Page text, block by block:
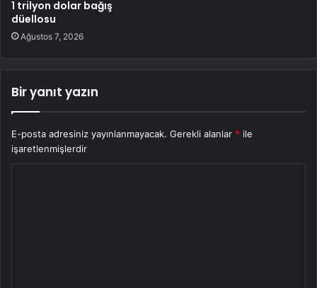
1 trilyon dolar bağış
düellosu
Ağustos 7, 2026
Bir yanıt yazın
E-posta adresiniz yayınlanmayacak. Gerekli alanlar * ile
işaretlenmişlerdir